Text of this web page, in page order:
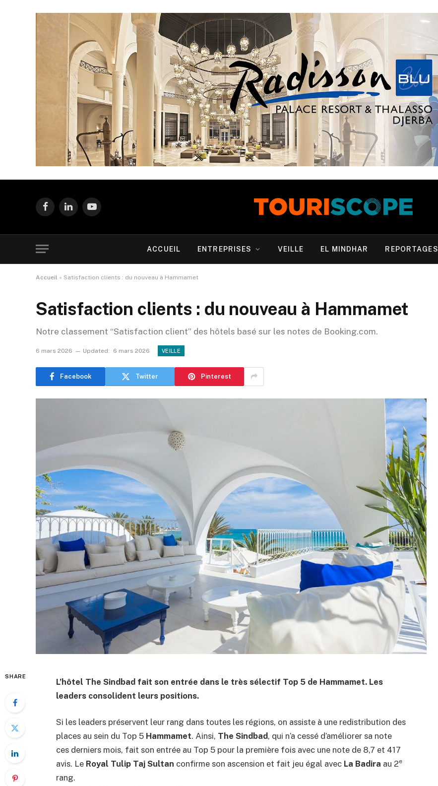
FacebookLinkedInYouTube
ACCUEIL ENTREPRISES VEILLE EL MINDHAR REPORTAGES
Accueil » Satisfaction clients : du nouveau à Hammamet
Satisfaction clients : du nouveau à Hammamet
Notre classement “Satisfaction client” des hôtels basé sur les notes de Booking.com.
6 mars 2026 Updated: 6 mars 2026 VEILLE
Facebook Twitter Pinterest
SHARE
L’hôtel The Sindbad fait son entrée dans le très sélectif Top 5 de Hammamet. Les
leaders consolident leurs positions.
Si les leaders préservent leur rang dans toutes les régions, on assiste à une redistribution des
places au sein du Top 5 Hammamet. Ainsi, The Sindbad, qui n’a cessé d’améliorer sa note
ces derniers mois, fait son entrée au Top 5 pour la première fois avec une note de 8,7 et 417
avis. Le Royal Tulip Taj Sultan confirme son ascension et fait jeu égal avec La Badira au 2e
rang.